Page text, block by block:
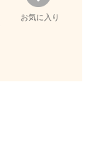
お気に入り